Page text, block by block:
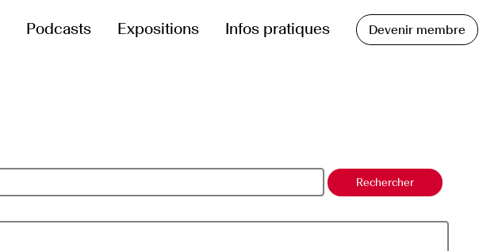
Podcasts Expositions Infos pratiques Devenir membre